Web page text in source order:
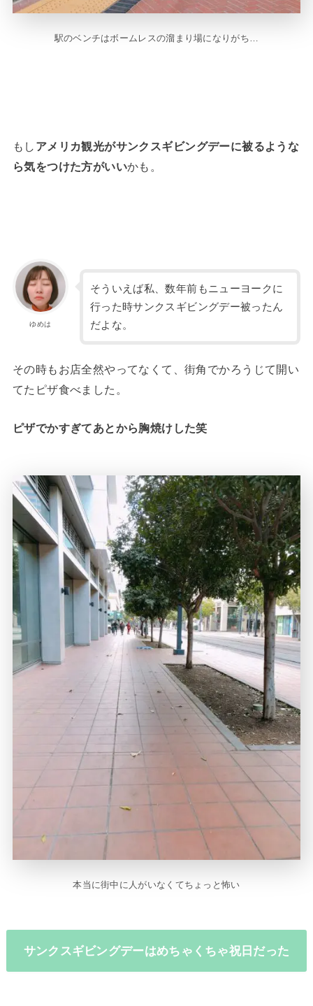
駅のベンチはボームレスの溜まり場になりがち…
もし アメリカ観光がサンクスギビングデーに被るような
ら気をつけた方がいいかも。
ゆめは
そういえば私、数年前もニューヨークに
行った時サンクスギビングデー被ったん
だよな。
その時もお店全然やってなくて、街角でかろうじて開い
てたピザ食べました。
ピザでかすぎてあとから胸焼けした笑
本当に街中に人がいなくてちょっと怖い
サンクスギビングデーはめちゃくちゃ祝日だった